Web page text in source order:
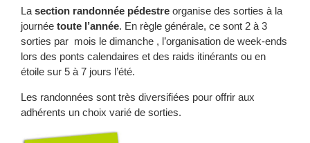
La section randonnée pédestre organise des sorties à la
journée toute l’année. En règle générale, ce sont 2 à 3
sorties par mois le dimanche , l’organisation de week-ends
lors des ponts calendaires et des raids itinérants ou en
étoile sur 5 à 7 jours l’été.
Les randonnées sont très diversifiées pour offrir aux
adhérents un choix varié de sorties.